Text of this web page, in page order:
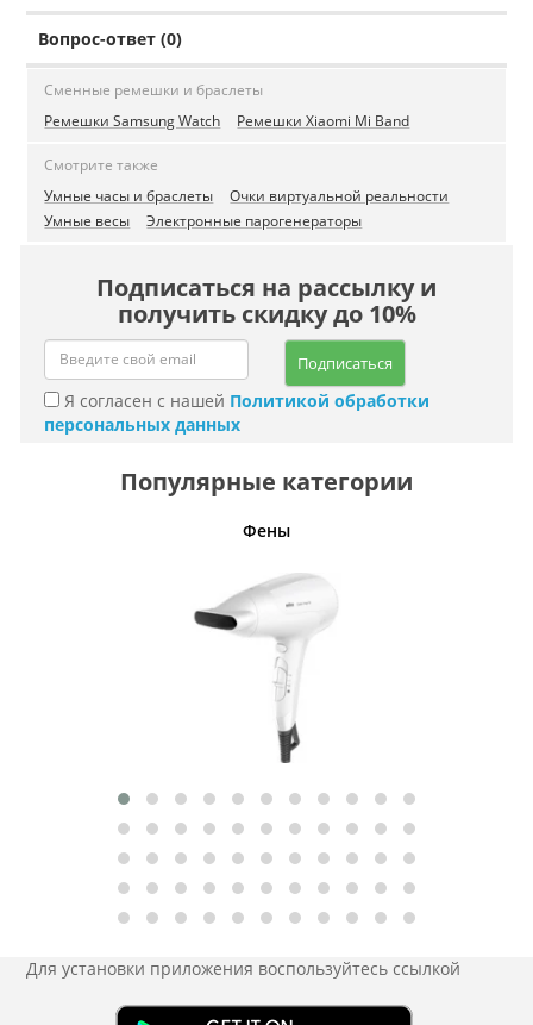
Вопрос-ответ (0)
Сменные ремешки и браслеты
Ремешки Samsung Watch
Ремешки Xiaomi Mi Band
Смотрите также
Умные часы и браслеты
Очки виртуальной реальности
Умные весы
Электронные парогенераторы
Подписаться на рассылку и
получить скидку до 10%
Подписаться
Я согласен с нашей Политикой обработки
персональных данных
Популярные категории
Фены
Для установки приложения воспользуйтесь ссылкой